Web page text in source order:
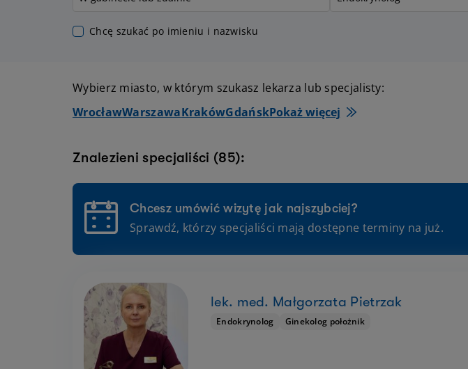
Chcę szukać po imieniu i nazwisku
Wybierz miasto, w którym szukasz lekarza lub specjalisty:
WrocławWarszawaKrakówGdańskPokaż więcej
Znalezieni specjaliści (85):
Chcesz umówić wizytę jak najszybciej?
Sprawdź, którzy specjaliści mają dostępne terminy na już.
lek. med. Małgorzata Pietrzak
Endokrynolog Ginekolog położnik